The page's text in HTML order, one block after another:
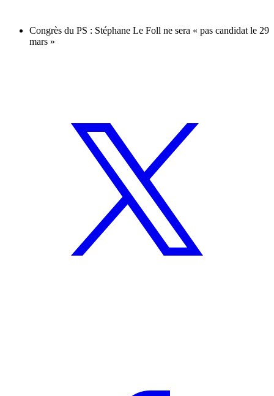
Congrès du PS : Stéphane Le Foll ne sera « pas candidat le 29
mars »